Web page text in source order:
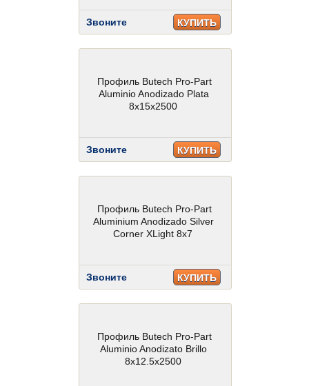
Звоните КУПИТЬ
Профиль Butech Pro-Part
Aluminio Anodizado Plata
8x15x2500
Звоните КУПИТЬ
Профиль Butech Pro-Part
Aluminium Anodizado Silver
Corner XLight 8х7
Звоните КУПИТЬ
Профиль Butech Pro-Part
Aluminio Anodizato Brillo
8x12.5x2500